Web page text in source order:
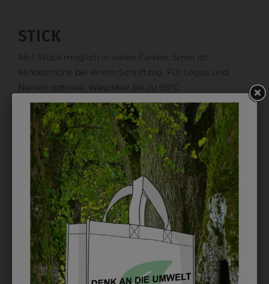
STICK
Ab 1 Stück möglich in vielen Farben. 5mm ist
Mindesthöhe bei einem Schriftzug. Für Logos und
Namen optimal. Waschbar bis zu 95°C.
EMBLEM
Kann gestickt oder bedruckt werden. Sehr vielseitig
einsetzbar und beim Sticken wieder ab 1 Stück
möglich.
DRUCK
Perfekt für große Logos und für kleine Details, jedoch
kostet jede Farbe extra und ist erst ab 12 Stück
möglich. Waschbar bis zu 60°C.